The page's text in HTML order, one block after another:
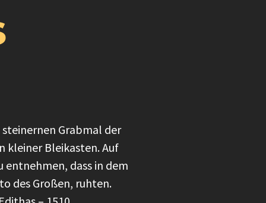
Grabmal der
kleiner Bleikasten. Auf
entnehmen, dass in dem
des Großen, ruhten.